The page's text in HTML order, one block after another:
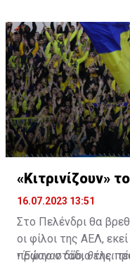
«Κιτρινίζουν»
16.07.2023 13:51
Στο Πελένδρι θα
οι φίλοι της ΑΕΛ,
πρώτο στάδιο της
•Έφυγαν δύο, θέλει